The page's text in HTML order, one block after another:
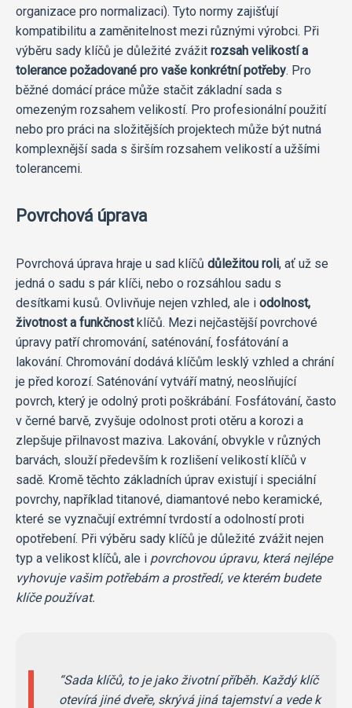
organizace pro normalizaci). Tyto normy zajišťují
kompatibilitu a zaměnitelnost mezi různými výrobci. Při
výběru sady klíčů je důležité zvážit rozsah velikostí a
tolerance požadované pro vaše konkrétní potřeby. Pro
běžné domácí práce může stačit základní sada s
omezeným rozsahem velikostí. Pro profesionální použití
nebo pro práci na složitějších projektech může být nutná
komplexnější sada s širším rozsahem velikostí a užšími
tolerancemi.
Povrchová úprava
Povrchová úprava hraje u sad klíčů důležitou roli, ať už se
jedná o sadu s pár klíči, nebo o rozsáhlou sadu s
desítkami kusů. Ovlivňuje nejen vzhled, ale i odolnost,
životnost a funkčnostklíčů. Mezi nejčastější povrchové
úpravy patří chromování, saténování, fosfátování a
lakování. Chromování dodává klíčům lesklý vzhled a chrání
je před korozí. Saténování vytváří matný, neoslňující
povrch, který je odolný proti poškrábání. Fosfátování, často
v černé barvě, zvyšuje odolnost proti otěru a korozi a
zlepšuje přilnavost maziva. Lakování, obvykle v různých
barvách, slouží především k rozlišení velikostí klíčů v
sadě. Kromě těchto základních úprav existují i speciální
povrchy, například titanové, diamantové nebo keramické,
které se vyznačují extrémní tvrdostí a odolností proti
opotřebení. Při výběru sady klíčů je důležité zvážit nejen
typ a velikost klíčů, ale i povrchovou úpravu, která nejlépe
vyhovuje vašim potřebám a prostředí, ve kterém budete
klíče používat.
Sada klíčů, to je jako životní příběh. Každý klíč
otevírá jiné dveře, skrývá jiná tajemství a vede k